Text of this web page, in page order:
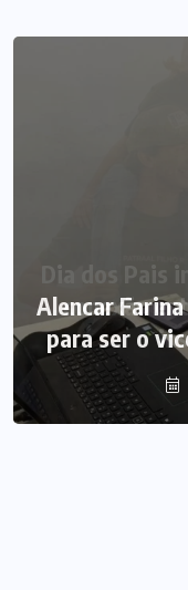
Alencar
para ser o